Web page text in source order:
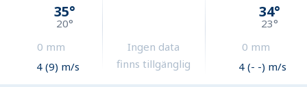
35°
20°
0 mm
4 (9) m/s
Ingen data
finns tillgänglig
34°
23°
0 mm
4 (- -) m/s